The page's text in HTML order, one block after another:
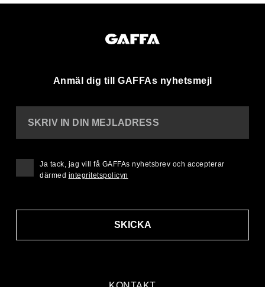
Anmäl dig till GAFFAs nyhetsmejl
SKRIV IN DIN MEJLADRESS
SKICKA
Ja tack, jag vill få GAFFAs nyhetsbrev och accepterar
därmed integritetspolicyn